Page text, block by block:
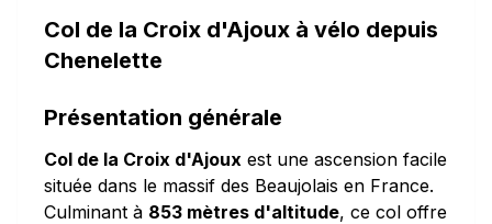
Col de la Croix d'Ajoux à vélo depuis
Chenelette
Présentation générale
Col de la Croix d'Ajoux est une ascension facile
située dans le massif des Beaujolais en France.
Culminant à 853 mètres d'altitude, ce col offre